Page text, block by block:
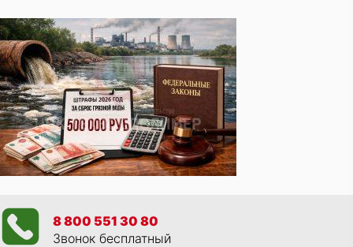
8 800 551 30 80
Звонок бесплатный